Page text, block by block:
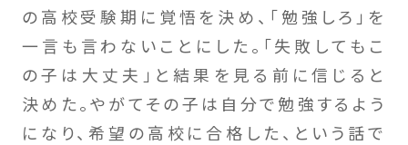
の高校受験期に覚悟を決め、「勉強しろ」を
一言も言わないことにした。「失敗してもこ
の子は大丈夫」と結果を見る前に信じると
決めた。やがてその子は自分で勉強するよう
になり、希望の高校に合格した、という話で